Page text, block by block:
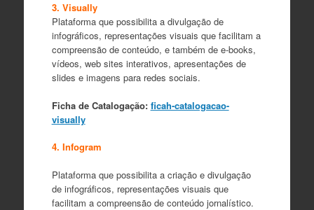
3. Visually
Plataforma que possibilita a divulgação de
infográficos, representações visuais que facilitam a
compreensão de conteúdo, e também de e-books,
vídeos, web sites interativos, apresentações de
slides e imagens para redes sociais.
Ficha de Catalogação: ficah-catalogacao-
visually
4. Infogram
Plataforma que possibilita a criação e divulgação
de infográficos, representações visuais que
facilitam a compreensão de conteúdo jornalístico.